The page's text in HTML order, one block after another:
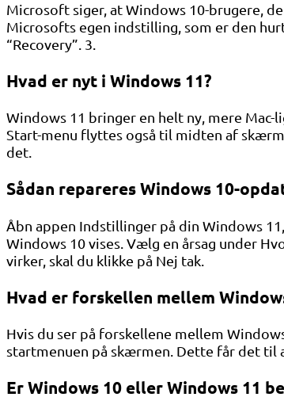
Microsoft siger, at Windows 10-brugere,
Microsofts egen indstilling, som er den
“Recovery”. 3.
Hvad er nyt i Windows 11?
Windows 11 bringer en helt ny, mere
Start-menu flyttes også til midten af
det.
Sådan repareres Windows 10-
Åbn appen Indstillinger på din Windows
Windows 10 vises. Vælg en årsag under
virker, skal du klikke på Nej tak.
Hvad er forskellen mellem
Hvis du ser på forskellene mellem
startmenuen på skærmen. Dette får det til
Er Windows 10 eller Windows 11